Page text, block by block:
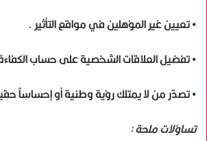
• تعيين غير المؤهلين في مواقع التأثير .
• تفضيل العلاقات الشخصية على حساب
• تصدّر من لا يمتلك رؤية وطنية أو إحساساً
تساؤلات ملحة :